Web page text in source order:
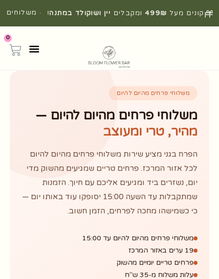
קונים מעל 499₪ ומקבלים יין ושוקולד במתנה! · משלוחים
0
משלוחי פרחים מהיום להיום
משלוחי פרחים מהיום להיום —
מהיר, טרי ומעוצב
הפרח בגני מציע שירות משלוחי פרחים מהיום להיום
לכל אזור המרכז. פרחים טריים שמגיעים מהשוק מדי
יום, נשזרים ביד ומגיעים אליכם עם חיוך. הזמנות
שמתקבלות עד השעה 15:00 יסופקו עוד באותו יום —
כי כשמישהו מחכה לפרחים, הזמן חשוב.
משלוחי פרחים מהיום להיום עד 15:00
19 ערים באזור המרכז
פרחים טריים יומיים מהשוק
עלות משלוח מ-35 ש"ח